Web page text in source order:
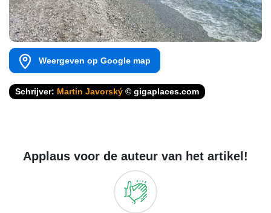
Weergeven op Google map
Schrijver: Martin Javorský © gigaplaces.com
Applaus voor de auteur van het artikel!